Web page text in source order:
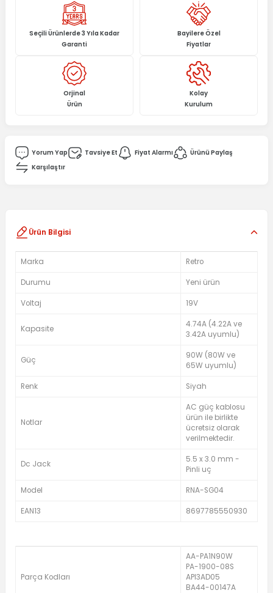
Seçili Ürünlerde 3 Yıla Kadar
Garanti
Bayilere Özel
Fiyatlar
Orjinal
Ürün
Kolay
Kurulum
Yorum Yap Tavsiye Et Fiyat Alarmı
Ürünü Paylaş
Karşılaştır
Ürün Bilgisi
Marka Retro
Durumu Yeni ürün
Voltaj 19V
Kapasite
4.74A (4.22A ve
3.42A uyumlu)
Güç
90W (80W ve
65W uyumlu)
Renk Siyah
Notlar
AC güç kablosu
ürün ile birlikte
ücretsiz olarak
verilmektedir.
Dc Jack
5.5 x 3.0 mm -
Pinli uç
Model RNA-SG04
EAN13 8697785550930
Parça Kodları
AA-PA1N90W
PA-1900-08S
API3AD05
BA44-00147A